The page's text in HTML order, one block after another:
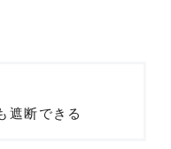
遮断できる